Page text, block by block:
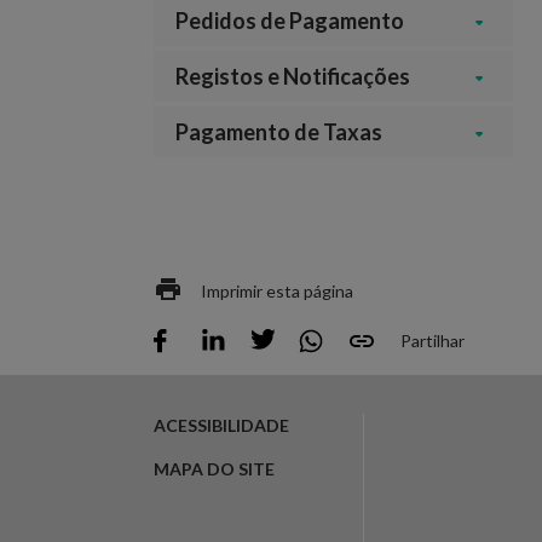
Pedidos de Pagamento
Registos e Notificações
Pagamento de Taxas
Imprimir esta página
Partilhar
ACESSIBILIDADE
MAPA DO SITE